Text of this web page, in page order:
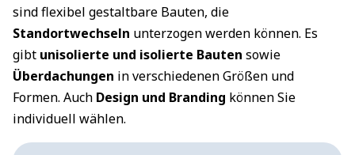
sind flexibel gestaltbare Bauten, die
Standortwechseln unterzogen werden können. Es
gibt unisolierte und isolierte Bauten sowie
Überdachungen in verschiedenen Größen und
Formen. Auch Design und Branding können Sie
individuell wählen.